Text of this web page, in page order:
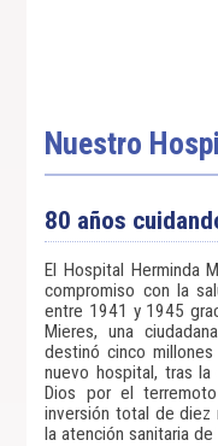
Nuestro
80 años
El Hospital Herminda
compromiso con la
entre 1941 y 1945
Mieres, una
destinó cinco
nuevo hospital, tras
Dios por el
inversión total de diez
la atención sanitaria de